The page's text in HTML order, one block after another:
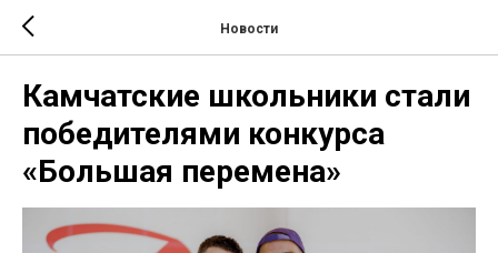
Новости
Камчатские школьники стали
победителями конкурса
«Большая перемена»